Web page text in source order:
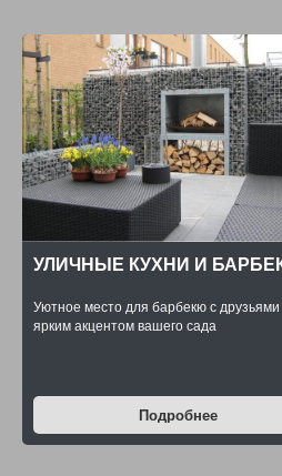
УЛИЧНЫЕ КУХНИ И
Уютное место для барбекю с друзьями
ярким акцентом вашего сада
Подробнее